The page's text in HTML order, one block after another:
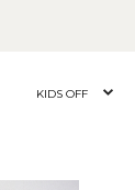
KIDS OFF